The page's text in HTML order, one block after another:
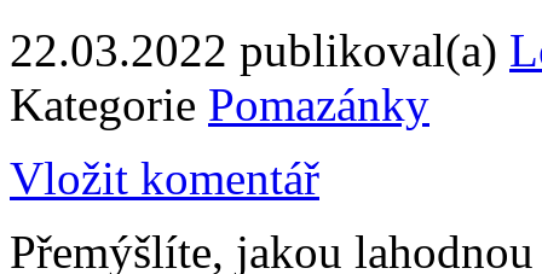
22.03.2022 publikoval(a)
Kategorie Pomazánky
Vložit komentář
Přemýšlíte, jakou